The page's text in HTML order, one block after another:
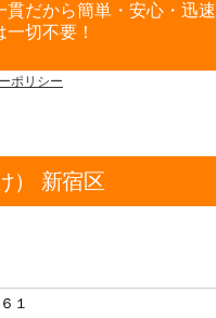
貫だから簡単・安心・迅速
切不要！
ポリシー
） 新宿区
１